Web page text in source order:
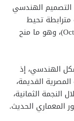
التصميم الهندسي
مترابطة تحيط
بمبنيين في القلب، ليأخذ شكل المُثمن (Octagon)، وهو ما منح
الهندسي، إذ
القديمة،
الثمانية،
المعماري الحديث.